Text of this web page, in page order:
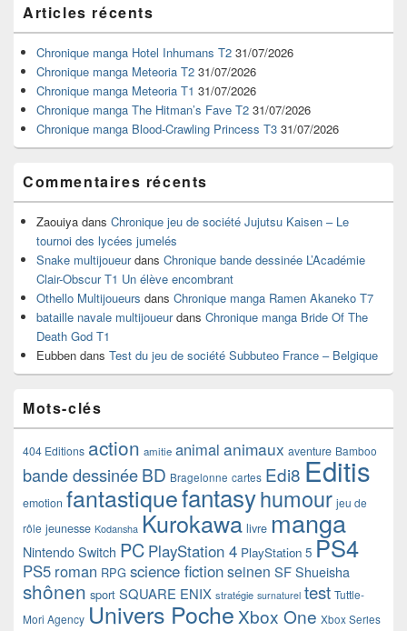
principale
de
widget
pour
barre
latérale
Articles récents
Chronique manga Hotel Inhumans T2 31/07/2026
Chronique manga Meteoria T2 31/07/2026
Chronique manga Meteoria T1 31/07/2026
Chronique manga The Hitman’s Fave T2 31/07/2026
Chronique manga Blood-Crawling Princess T3 31/07/2026
Commentaires récents
Zaouiya dans Chronique jeu de société Jujutsu Kaisen – Le
tournoi des lycées jumelés
Snake multijoueurdans Chronique bande dessinée L’Académie
Clair-Obscur T1 Un élève encombrant
Othello Multijoueurs dans Chronique manga Ramen Akaneko T7
bataille navale multijoueurdans Chronique manga Bride Of The
Death God T1
Eubben dans Test du jeu de société Subbuteo France – Belgique
Mots-clés
404 Editions action amitie animal animaux aventure Bamboo
bande dessinéeBD Bragelonne cartes Edi8 Editis
emotion fantastiquefantasyhumour jeu de
rôle jeunesse Kodansha Kurokawa livre manga
Nintendo Switch PC PlayStation 4 PlayStation 5 PS4
PS5 roman RPG science fictionseinen SF Shueisha
shônen sport SQUARE ENIX stratégie surnaturel test Tuttle-
Mori Agency Univers Poche Xbox One Xbox Series